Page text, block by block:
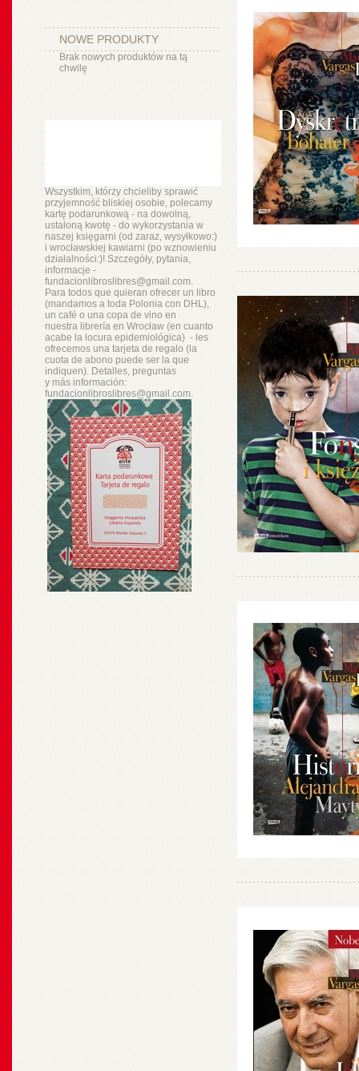
NOWE PRODUKTY
Brak nowych produktów na tą
chwilę
Wszystkim, którzy chcieliby sprawić
przyjemność bliskiej osobie, polecamy
kartę podarunkową - na dowolną,
ustaloną kwotę - do wykorzystania w
naszej księgarni (od zaraz, wysyłkowo:)
i wrocławskiej kawiarni (po wznowieniu
działalności:)! Szczegóły, pytania,
informacje -
fundacionlibroslibres@gmail.com.
Para todos que quieran ofrecer un libro
(mandamos a toda Polonia con DHL),
un café o una copa de vino en
nuestra libreríaen Wrocław (en cuanto
acabe la locura epidemiológica) - les
ofrecemos una tarjeta de regalo (la
cuota de abono puede ser la que
indiquen). Detalles, preguntas
y másinformación:
fundacionlibroslibres@gmail.com.